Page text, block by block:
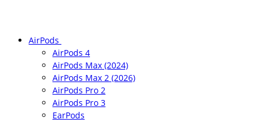
AirPods
AirPods 4
AirPods Max (2024)
AirPods Max 2 (2026)
AirPods Pro 2
AirPods Pro 3
EarPods